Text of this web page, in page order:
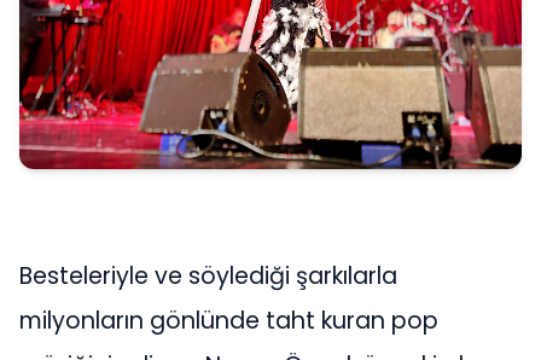
Besteleriyle ve söylediği şarkılarla
milyonların gönlünde taht kuran pop